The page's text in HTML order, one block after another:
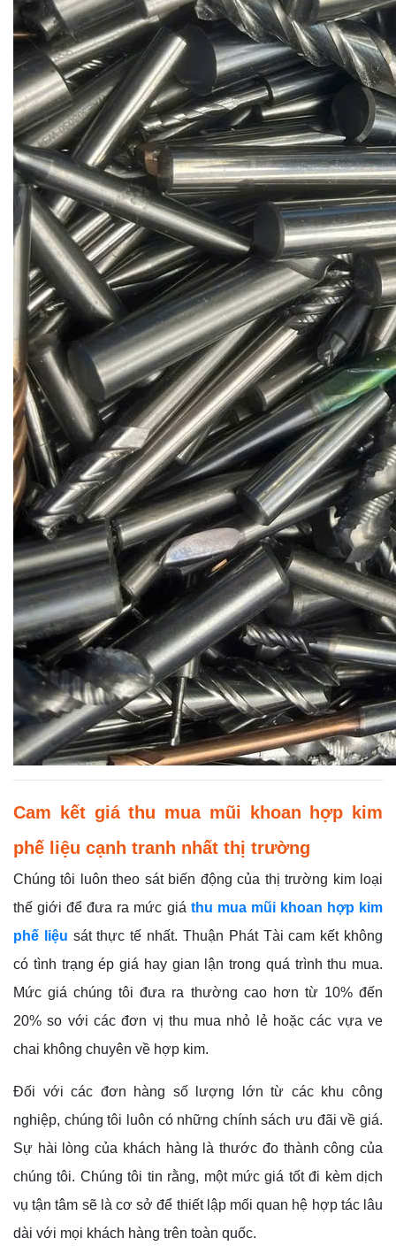
Cam kết giá thu mua mũi khoan hợp kim
phế liệu cạnh tranh nhất thị trường
Chúng tôi luôn theo sát biến động của thị trường kim loại
thế giới để đưa ra mức giá thu mua mũi khoan hợp kim
phế liệu sát thực tế nhất. Thuận Phát Tài cam kết không
có tình trạng ép giá hay gian lận trong quá trình thu mua.
Mức giá chúng tôi đưa ra thường cao hơn từ 10% đến
20% so với các đơn vị thu mua nhỏ lẻ hoặc các vựa ve
chai không chuyên về hợp kim.
Đối với các đơn hàng số lượng lớn từ các khu công
nghiệp, chúng tôi luôn có những chính sách ưu đãi về giá.
Sự hài lòng của khách hàng là thước đo thành công của
chúng tôi. Chúng tôi tin rằng, một mức giá tốt đi kèm dịch
vụ tận tâm sẽ là cơ sở để thiết lập mối quan hệ hợp tác lâu
dài với mọi khách hàng trên toàn quốc.